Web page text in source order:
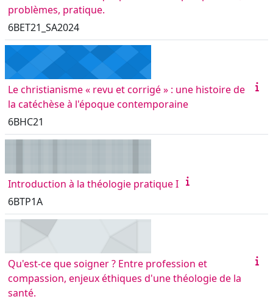
problèmes, pratique.
6BET21_SA2024
Le christianisme « revu et corrigé » : une histoire de
la catéchèse à l'époque contemporaine
6BHC21
Introduction à la théologie pratique I
6BTP1A
Qu'est-ce que soigner ? Entre profession et
compassion, enjeux éthiques d'une théologie de la
santé.